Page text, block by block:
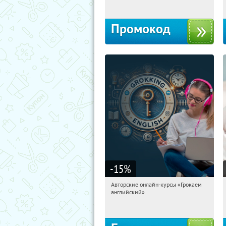
Промокод
-15%
01:15:46 Получили:
Авторские онлайн-курсы «Грокаем
английский»